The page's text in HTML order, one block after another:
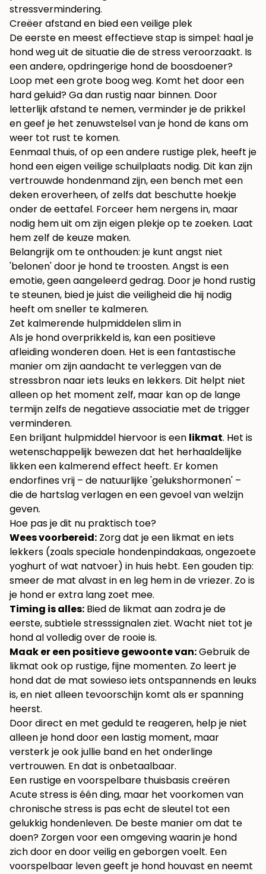
Creëer afstand en bied een veilige plek
De eerste en meest effectieve stap is simpel: haal je
hond weg uit de situatie die de stress veroorzaakt. Is
een andere, opdringerige hond de boosdoener?
Loop met een grote boog weg. Komt het door een
hard geluid? Ga dan rustig naar binnen. Door
letterlijk afstand te nemen, verminder je de prikkel
en geef je het zenuwstelsel van je hond de kans om
weer tot rust te komen.
Eenmaal thuis, of op een andere rustige plek, heeft je
hond een eigen veilige schuilplaats nodig. Dit kan zijn
vertrouwde hondenmand zijn, een bench met een
deken eroverheen, of zelfs dat beschutte hoekje
onder de eettafel. Forceer hem nergens in, maar
nodig hem uit om zijn eigen plekje op te zoeken. Laat
hem zelf de keuze maken.
Belangrijk om te onthouden: je kunt angst niet
'belonen' door je hond te troosten. Angst is een
emotie, geen aangeleerd gedrag. Door je hond rustig
te steunen, bied je juist die veiligheid die hij nodig
heeft om sneller te kalmeren.
Zet kalmerende hulpmiddelen slim in
Als je hond overprikkeld is, kan een positieve
afleiding wonderen doen. Het is een fantastische
manier om zijn aandacht te verleggen van de
stressbron naar iets leuks en lekkers. Dit helpt niet
alleen op het moment zelf, maar kan op de lange
termijn zelfs de negatieve associatie met de trigger
verminderen.
Een briljant hulpmiddel hiervoor is een likmat. Het is
wetenschappelijk bewezen dat het herhaaldelijke
likken een kalmerend effect heeft. Er komen
endorfines vrij – de natuurlijke 'gelukshormonen' –
die de hartslag verlagen en een gevoel van welzijn
geven.
Hoe pas je dit nu praktisch toe?
Wees voorbereid: Zorg dat je een likmat en iets
lekkers (zoals speciale hondenpindakaas, ongezoete
yoghurt of wat natvoer) in huis hebt. Een gouden tip:
smeer de mat alvast in en leg hem in de vriezer. Zo is
je hond er extra lang zoet mee.
Timing is alles: Bied de likmat aan zodra je de
eerste, subtiele stresssignalen ziet. Wacht niet tot je
hond al volledig over de rooie is.
Maak er een positieve gewoonte van:Gebruik de
likmat ook op rustige, fijne momenten. Zo leert je
hond dat de mat sowieso iets ontspannends en leuks
is, en niet alleen tevoorschijn komt als er spanning
heerst.
Door direct en met geduld te reageren, help je niet
alleen je hond door een lastig moment, maar
versterk je ook jullie band en het onderlinge
vertrouwen. En dat is onbetaalbaar.
Een rustige en voorspelbare thuisbasis creëren
Acute stress is één ding, maar het voorkomen van
chronische stress is pas echt de sleutel tot een
gelukkig hondenleven. De beste manier om dat te
doen? Zorgen voor een omgeving waarin je hond
zich door en door veilig en geborgen voelt. Een
voorspelbaar leven geeft je hond houvast en neemt